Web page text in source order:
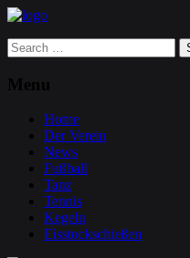
Search
for:
Menu
Home
Der Verein
News
Fußball
Tanz
Tennis
Kegeln
Eisstockschießen